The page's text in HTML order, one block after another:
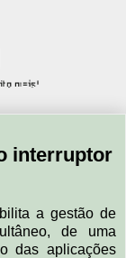
interruptor
a gestão de
de uma
das aplicações